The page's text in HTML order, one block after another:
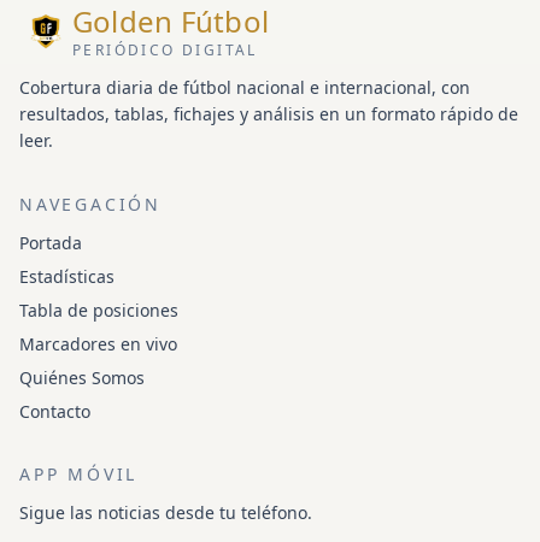
Golden Fútbol
PERIÓDICO DIGITAL
Cobertura diaria de fútbol nacional e internacional, con
resultados, tablas, fichajes y análisis en un formato rápido de
leer.
NAVEGACIÓN
Portada
Estadísticas
Tabla de posiciones
Marcadores en vivo
Quiénes Somos
Contacto
APP MÓVIL
Sigue las noticias desde tu teléfono.